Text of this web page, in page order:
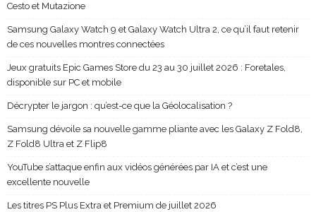
Cesto et Mutazione
Samsung Galaxy Watch 9 et Galaxy Watch Ultra 2, ce qu’il faut retenir
de ces nouvelles montres connectées
Jeux gratuits Epic Games Store du 23 au 30 juillet 2026 : Foretales,
disponible sur PC et mobile
Décrypter le jargon : qu’est-ce que la Géolocalisation ?
Samsung dévoile sa nouvelle gamme pliante avec les Galaxy Z Fold8,
Z Fold8 Ultra et Z Flip8
YouTube s’attaque enfin aux vidéos générées par IA et c’est une
excellente nouvelle
Les titres PS Plus Extra et Premium de juillet 2026